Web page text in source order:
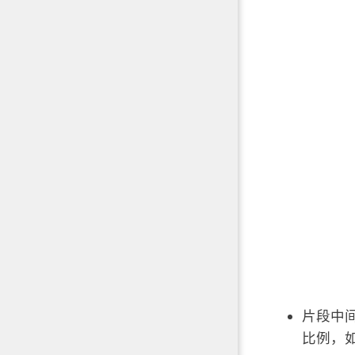
片段中
比例，